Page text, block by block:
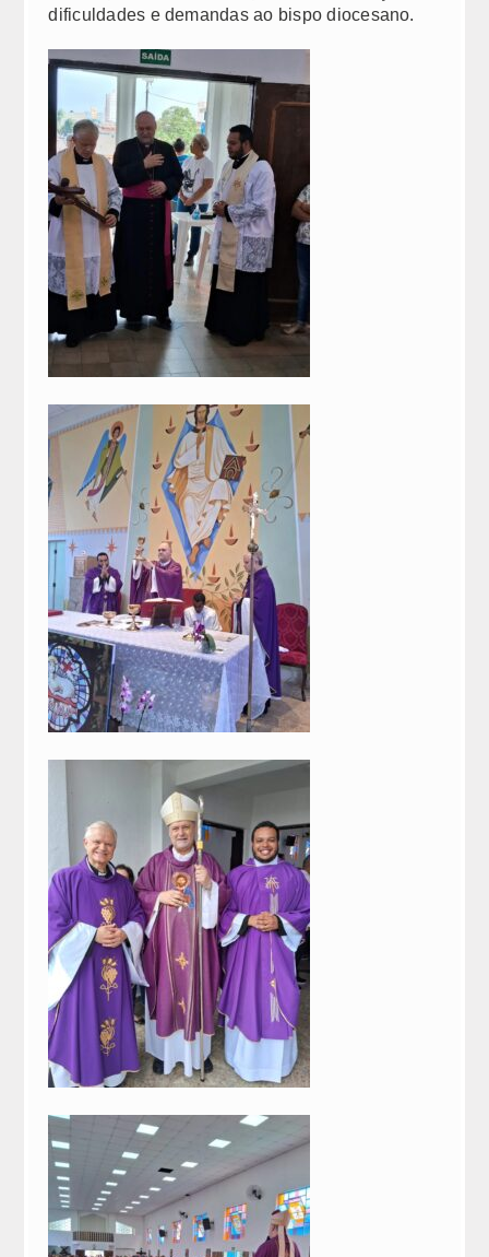
Nomeação dos membros da Comissão
Canal para recebimento de denúncias
Chancelaria
Comunicados e Decretos
Expediente
Nomeação de Pároco
Pastorais
Seminários
Vocacional
CRB
Congregações Femininas
Congregações Masculinas
Novas Comunidades
Contato
Fale Conosco
dificuldades e demandas ao bispo diocesano.